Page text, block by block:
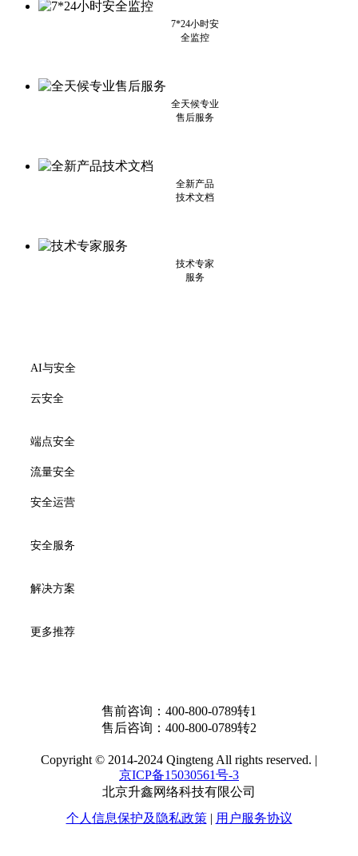
7*24小时安
全监控
全天候专业
售后服务
全新产品
技术文档
技术专家
服务
AI与安全
云安全
端点安全
流量安全
安全运营
安全服务
解决方案
更多推荐
售前咨询： 400-800-0789转1
售后咨询： 400-800-0789转2
Copyright © 2014-2024 Qingteng All rights reserved. |
京ICP备15030561号-3
北京升鑫网络科技有限公司
个人信息保护及隐私政策 | 用户服务协议